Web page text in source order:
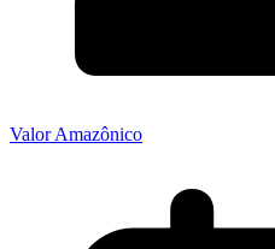
Valor Amazônico